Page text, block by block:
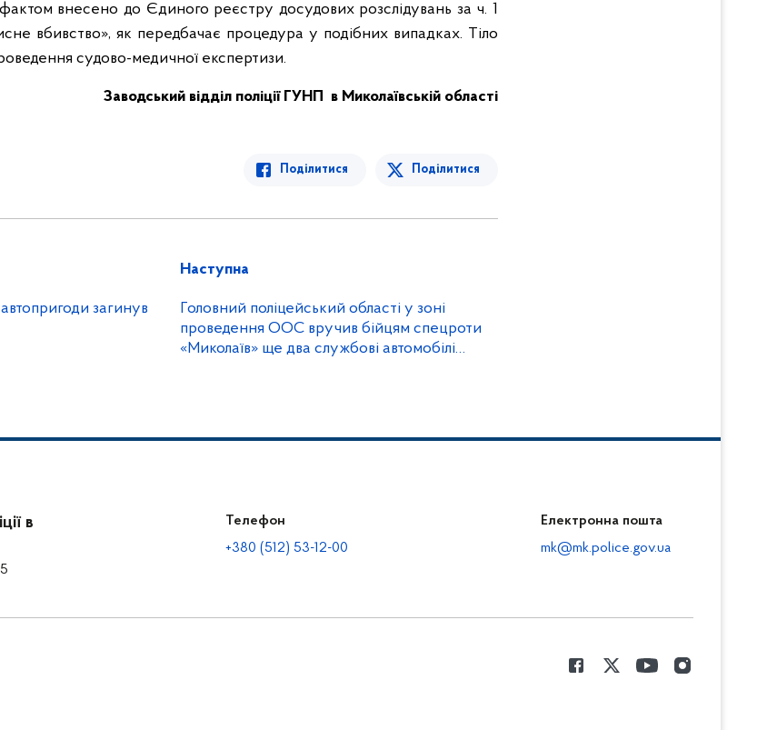
внесено до Єдиного реєстру досудових розслідувань за ч. 1
вбивство», як передбачає процедура у подібних випадках. Тіло
судово-медичної експертизи.
Заводський відділ поліції ГУНП в Миколаївській області
Поділитися Поділитися
загинув
Наступна
Головний поліцейський області у зоні
проведення ООС вручив бійцям спецроти
«Миколаїв» ще два службові автомобілі
в
Телефон
+380 (512) 53-12-00
Електронна пошта
mk@mk.police.gov.ua